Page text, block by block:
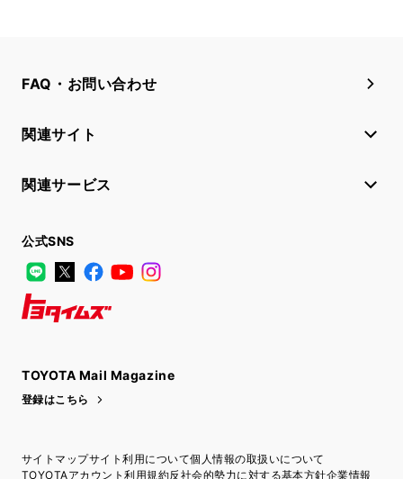
FAQ・お問い合わせ
関連サイト
関連サービス
公式SNS
LINE
X FacebookYouTube
TOYOTA Mail Magazine
登録はこちら
サイトマップサイト利用について個人情報の取扱いについて
TOYOTAアカウント利用規約反社会的勢力に対する基本方針企業情報